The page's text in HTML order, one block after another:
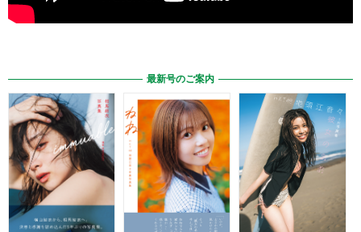
最新号のご案内